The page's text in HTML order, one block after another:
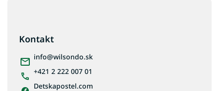
Kontakt
info@wilsondo.sk
+421 2 222 007 01
Detskapostel.com